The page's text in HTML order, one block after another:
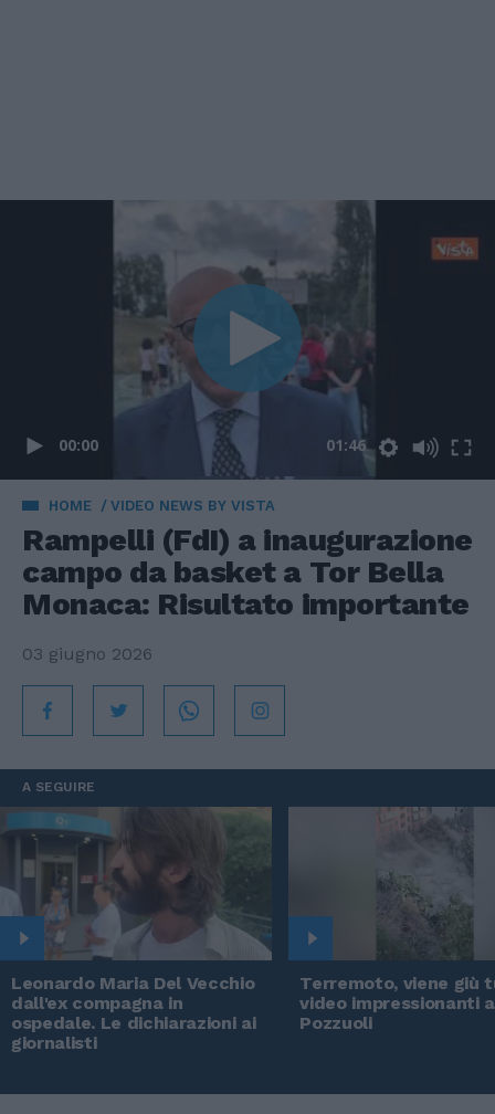
00:00 01:46
HOME VIDEO NEWS BY VISTA
Rampelli (FdI) a inaugurazione
campo da basket a Tor Bella
Monaca: Risultato importante
03 giugno 2026
A SEGUIRE
Leonardo Maria Del Vecchio
dall'ex compagna in
ospedale. Le dichiarazioni ai
giornalisti
Terremoto, viene giù
video impressionanti a
Pozzuoli